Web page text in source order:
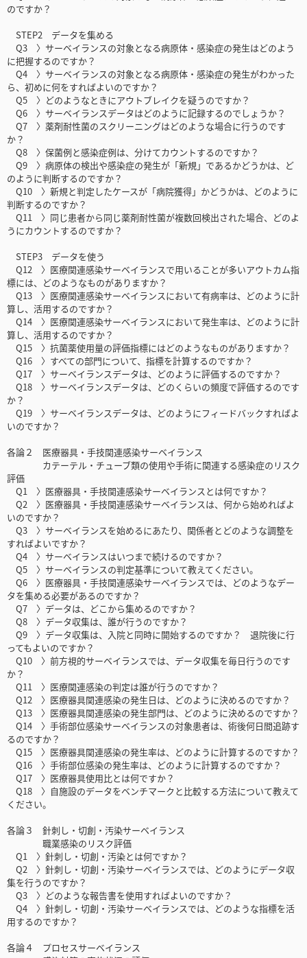
のですか？
STEP2 データを集める
Q3 〉サーベイランスの対象となる病原体・感染症の発生はどのよう
に把握するのですか？
Q4 〉サーベイランスの対象となる病原体・感染症の発生がわかった
ら、初めに何をすればよいのですか？
Q5 〉どのようなときにアウトブレイクを疑うのですか？
Q6 〉サーベイランスデータはどのように記録するのでしょうか？
Q7 〉薬剤耐性菌のスクリーニングはどのような場合に行うのです
か？
Q8 〉保菌例と感染症例は、分けてカウントするのですか？
Q9 〉病原体の検出や感染症の発生が「新規」であるかどうかは、ど
のように判断するのですか？
Q10 〉新規と判定したケースが「病院獲得」かどうかは、どのように
判断するのですか？
Q11 〉同じ患者から同じ薬剤耐性菌が複数回検出された場合、どのよ
うにカウントするのですか？
STEP3 データを使う
Q12 〉医療関連感染サーベイランスで用いることが多いアウトカム指
標には、どのようなものがありますか？
Q13 〉医療関連感染サーベイランスにおいて有病率は、どのように計
算し、活用するのですか？
Q14 〉医療関連感染サーベイランスにおいて発生率は、どのように計
算し、活用するのですか？
Q15 〉抗菌薬使用量の評価指標にはどのようなものがありますか？
Q16 〉すべての部門について、指標を計算するのですか？
Q17 〉サーベイランスデータは、どのように評価するのですか？
Q18 〉サーベイランスデータは、どのくらいの頻度で評価するのです
か？
Q19 〉サーベイランスデータは、どのようにフィードバックすればよ
いのですか？
各論２ 医療器具・手技関連感染サーベイランス
カテーテル・チューブ類の使用や手術に関連する感染症のリスク
評価
Q1 〉医療器具・手技関連感染サーベイランスとは何ですか？
Q2 〉医療器具・手技関連感染サーベイランスは、何から始めればよ
いのですか？
Q3 〉サーベイランスを始めるにあたり、関係者とどのような調整を
すればよいですか？
Q4 〉サーベイランスはいつまで続けるのですか？
Q5 〉サーベイランスの判定基準について教えてください。
Q6 〉医療器具・手技関連感染サーベイランスでは、どのようなデー
タを集める必要があるのですか？
Q7 〉データは、どこから集めるのですか？
Q8 〉データ収集は、誰が行うのですか？
Q9 〉データ収集は、入院と同時に開始するのですか？ 退院後に行
ってもよいのですか？
Q10 〉前方視的サーベイランスでは、データ収集を毎日行うのです
か？
Q11 〉医療関連感染の判定は誰が行うのですか？
Q12 〉医療器具関連感染の発生日は、どのように決めるのですか？
Q13 〉医療器具関連感染の発生部門は、どのように決めるのですか？
Q14 〉手術部位感染サーベイランスの対象患者は、術後何日間追跡す
るのですか？
Q15 〉医療器具関連感染の発生率は、どのように計算するのですか？
Q16 〉手術部位感染の発生率は、どのように計算するのですか？
Q17 〉医療器具使用比とは何ですか？
Q18 〉自施設のデータをベンチマークと比較する方法について教えて
ください。
各論３ 針刺し・切創・汚染サーベイランス
職業感染のリスク評価
Q1 〉針刺し・切創・汚染とは何ですか？
Q2 〉針刺し・切創・汚染サーベイランスでは、どのようにデータ収
集を行うのですか？
Q3 〉どのような報告書を使用すればよいのですか？
Q4 〉針刺し・切創・汚染サーベイランスでは、どのような指標を活
用するのですか？
各論４ プロセスサーベイランス